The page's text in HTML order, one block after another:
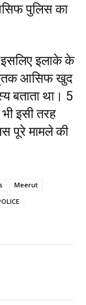
पुलिस का
इलाके के
आसिफ खुद
बताता था। 5
इसी तरह
पूरे मामले की
Meerut